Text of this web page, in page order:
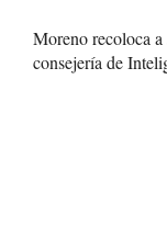
Moreno recoloca
consejería de